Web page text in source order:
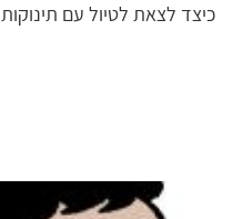
כיצד לצאת לטיול עם תינוקות